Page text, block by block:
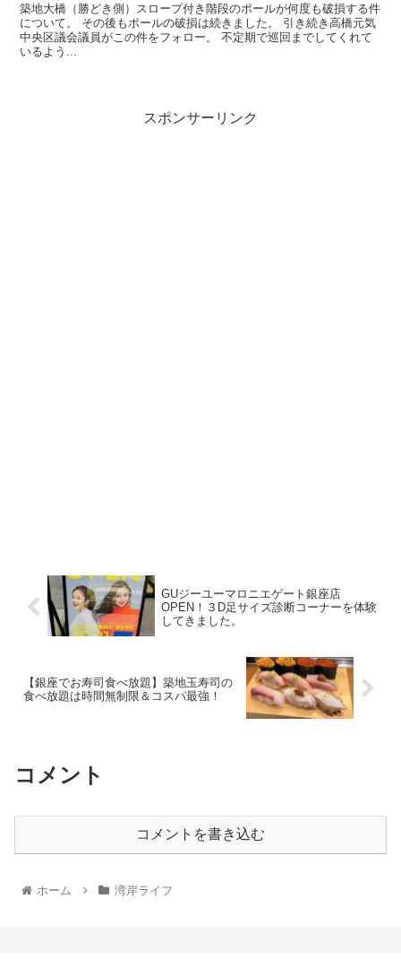
築地大橋（勝どき側）スロープ付き階段のポールが何度も破損する件
について。 その後もポールの破損は続きました。 引き続き高橋元気
中央区議会議員がこの件をフォロー。 不定期で巡回までしてくれて
いるよう...
スポンサーリンク
GUジーユーマロニエゲート銀座店
OPEN！３D足サイズ診断コーナーを体験
してきました。
【銀座でお寿司食べ放題】築地玉寿司の
食べ放題は時間無制限＆コスパ最強！
コメント
コメントを書き込む
ホーム 湾岸ライフ